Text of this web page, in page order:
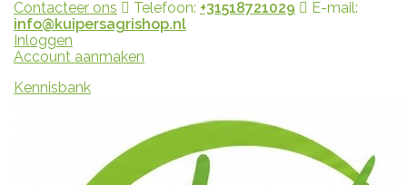
Contacteer ons Telefoon: +31518721029
E-mail:
info@kuipersagrishop.nl
Inloggen
Account aanmaken
Kennisbank